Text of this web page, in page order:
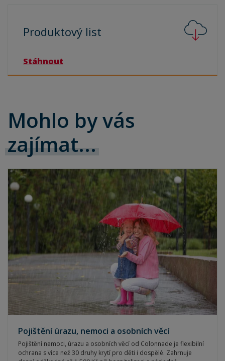
Produktový list
Stáhnout
Mohlo by vás
zajímat...
Pojištění úrazu, nemoci a osobních věcí
Pojištění nemoci, úrazu a osobních věcí od Colonnade je flexibilní
ochrana s více než 30 druhy krytí pro děti i dospělé. Zahrnuje